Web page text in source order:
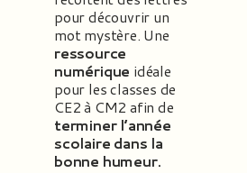
pour découvrir un
mot mystère. Une
ressource
numérique idéale
pour les classes de
CE2 à CM2 afin de
terminer l’année
scolaire dans la
bonne humeur.